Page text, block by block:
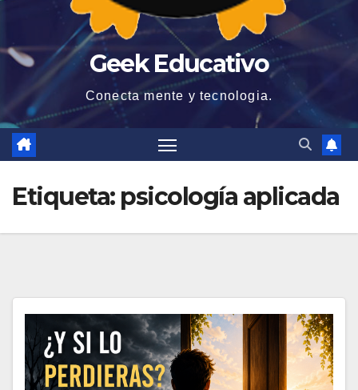
Geek Educativo
Conecta mente y tecnologia.
Etiqueta: psicología aplicada